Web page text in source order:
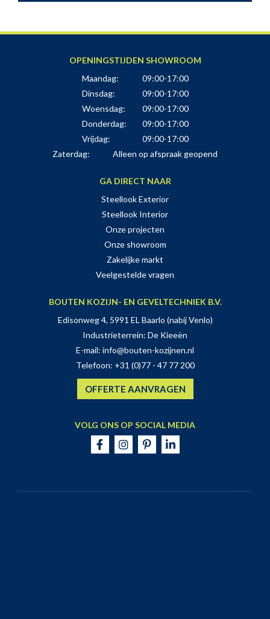
OPENINGSTIJDEN SHOWROOM
Maandag:
09:00-17:00
Dinsdag:
09:00-17:00
Woensdag:
09:00-17:00
Donderdag:
09:00-17:00
Vrijdag:
09:00-17:00
Zaterdag:
Alleen op afspraak geopend
GA DIRECT NAAR
Steellook Exterior
Steellook Interior
Onze projecten
Onze showroom
Zakelijke markt
Veelgestelde vragen
BOUTEN KOZIJN- EN GEVELTECHNIEK B.V.
Edisonweg 4, 5991 EL Baarlo (nabij Venlo)
Industrieterrein: De Kieeën
E-mail: info@bouten-kozijnen.nl
Telefoon: +31 (0)77 - 47 77 200
OFFERTE AANVRAGEN
VOLG ONS OP SOCIAL MEDIA